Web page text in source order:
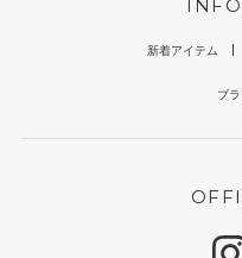
新着アイテム
ブ